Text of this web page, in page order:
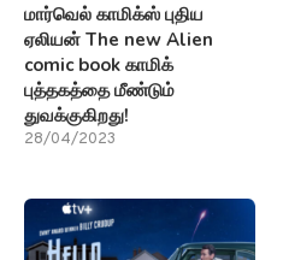
மார்வெல் காமிக்ஸ் புதிய
ஏலியன் The new Alien
comic book காமிக்
புத்தகத்தை மீண்டும்
துவக்குகிறது!
28/04/2023